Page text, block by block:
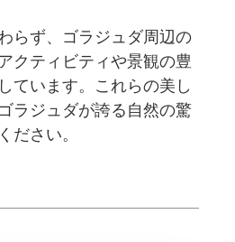
らず、ゴラジュダ周辺の
クティビティや景観の豊
ています。これらの美し
ラジュダが誇る自然の驚
ださい。